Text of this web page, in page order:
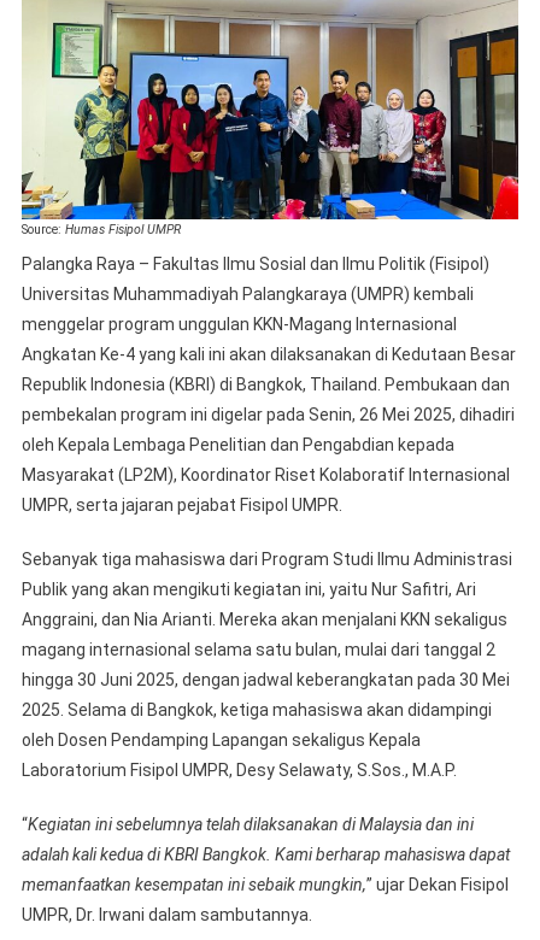
Dan
KKN-
KBRI
Ke-
Source: Humas Fisipol UMPR
Palangka Raya – Fakultas Ilmu Sosial dan Ilmu Politik (Fisipol)
Universitas Muhammadiyah Palangkaraya (UMPR) kembali
menggelar program unggulan KKN-Magang Internasional
Angkatan Ke-4 yang kali ini akan dilaksanakan di Kedutaan Besar
Republik Indonesia (KBRI) di Bangkok, Thailand. Pembukaan dan
pembekalan program ini digelar pada Senin, 26 Mei 2025, dihadiri
oleh Kepala Lembaga Penelitian dan Pengabdian kepada
Masyarakat (LP2M), Koordinator Riset Kolaboratif Internasional
UMPR, serta jajaran pejabat Fisipol UMPR.
Sebanyak tiga mahasiswa dari Program Studi Ilmu Administrasi
Publik yang akan mengikuti kegiatan ini, yaitu Nur Safitri, Ari
Anggraini, dan Nia Arianti. Mereka akan menjalani KKN sekaligus
magang internasional selama satu bulan, mulai dari tanggal 2
hingga 30 Juni 2025, dengan jadwal keberangkatan pada 30 Mei
2025. Selama di Bangkok, ketiga mahasiswa akan didampingi
oleh Dosen Pendamping Lapangan sekaligus Kepala
Laboratorium Fisipol UMPR, Desy Selawaty, S.Sos., M.A.P.
“Kegiatan ini sebelumnya telah dilaksanakan di Malaysia dan ini
adalah kali kedua di KBRI Bangkok. Kami berharap mahasiswa dapat
memanfaatkan kesempatan ini sebaik mungkin,” ujar Dekan Fisipol
UMPR, Dr. Irwani dalam sambutannya.